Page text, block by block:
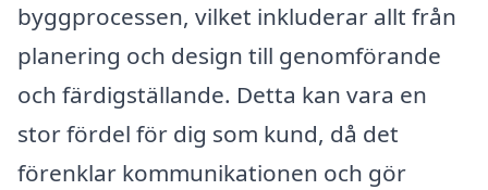
byggprocessen, vilket inkluderar allt från
planering och design till genomförande
och färdigställande. Detta kan vara en
stor fördel för dig som kund, då det
förenklar kommunikationen och gör